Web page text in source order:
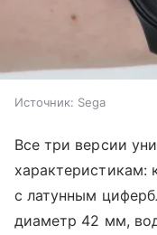
Источник: Sega
Все три версии
характеристикам:
с латунным
диаметр 42 мм,